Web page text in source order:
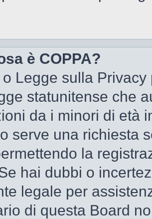
è COPPA?
o Legge sulla
statunitense che
da i minori di età
serve una richiesta
la
hai dubbi o
legale per
di questa Board